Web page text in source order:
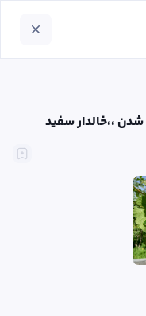
،،خالدار سفید